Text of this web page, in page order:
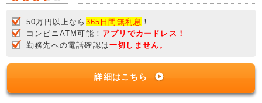
50万円以上なら 365日間無利息 ！
コンビニATM可能！ アプリでカードレス！
勤務先への電話確認は一切しません。
詳細はこちら